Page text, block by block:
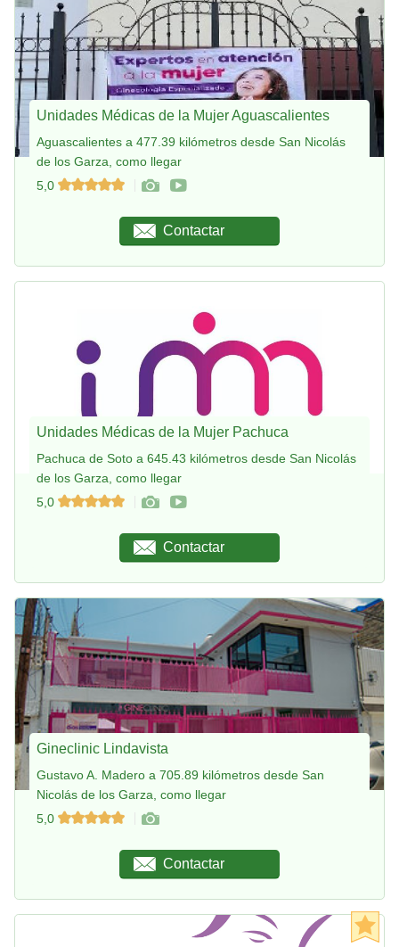
Unidades Médicas de la Mujer Aguascalientes
Aguascalientes a 477.39 kilómetros desde San Nicolás
de los Garza, como llegar
5,0
Contactar
Unidades Médicas de la Mujer Pachuca
Pachuca de Soto a 645.43 kilómetros desde San Nicolás
de los Garza, como llegar
5,0
Contactar
Gineclinic Lindavista
Gustavo A. Madero a 705.89 kilómetros desde San
Nicolás de los Garza, como llegar
5,0
Contactar